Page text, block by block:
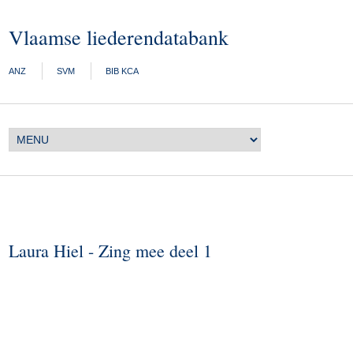
Vlaamse liederendatabank
ANZ SVM BIB KCA
Laura Hiel - Zing mee deel 1